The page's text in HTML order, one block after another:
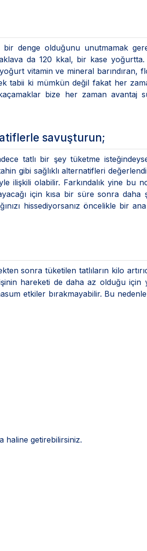
bir denge olduğunu unutmamak
da 120 kkal, bir kase
vitamin ve mineral barındıran,
tabii ki mümkün değil fakat her
bize her zaman avantaj
savuşturun;
tatlı bir şey tüketme
gibi sağlıklı alternatifleri
ilişkili olabilir. Farkındalık yine bu
için kısa bir süre sonra daha
hissediyorsanız öncelikle bir
sonra tüketilen tatlıların kilo
hareketi de daha az olduğu için
etkiler bırakmayabilir. Bu nedenle
haline getirebilirsiniz.